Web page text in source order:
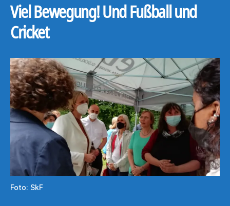
Viel Bewegung! Und Fußball und
Cricket
Foto: SkF